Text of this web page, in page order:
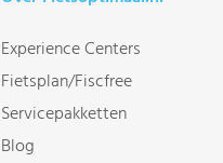
Experience Centers
Fietsplan/Fiscfree
Servicepakketten
Blog